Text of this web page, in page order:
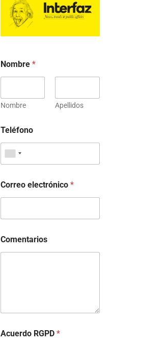
Nombre*
Nombre Apellidos
Teléfono
Correo electrónico*
Comentarios
Acuerdo RGPD*